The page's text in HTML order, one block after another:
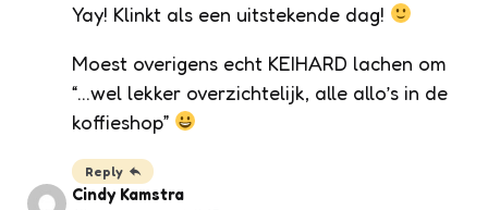
Yay! Klinkt als een uitstekende dag!
Moest overigens echt KEIHARD lachen om
“…wel lekker overzichtelijk, alle allo’s in de
koffieshop”
Reply
Cindy Kamstra